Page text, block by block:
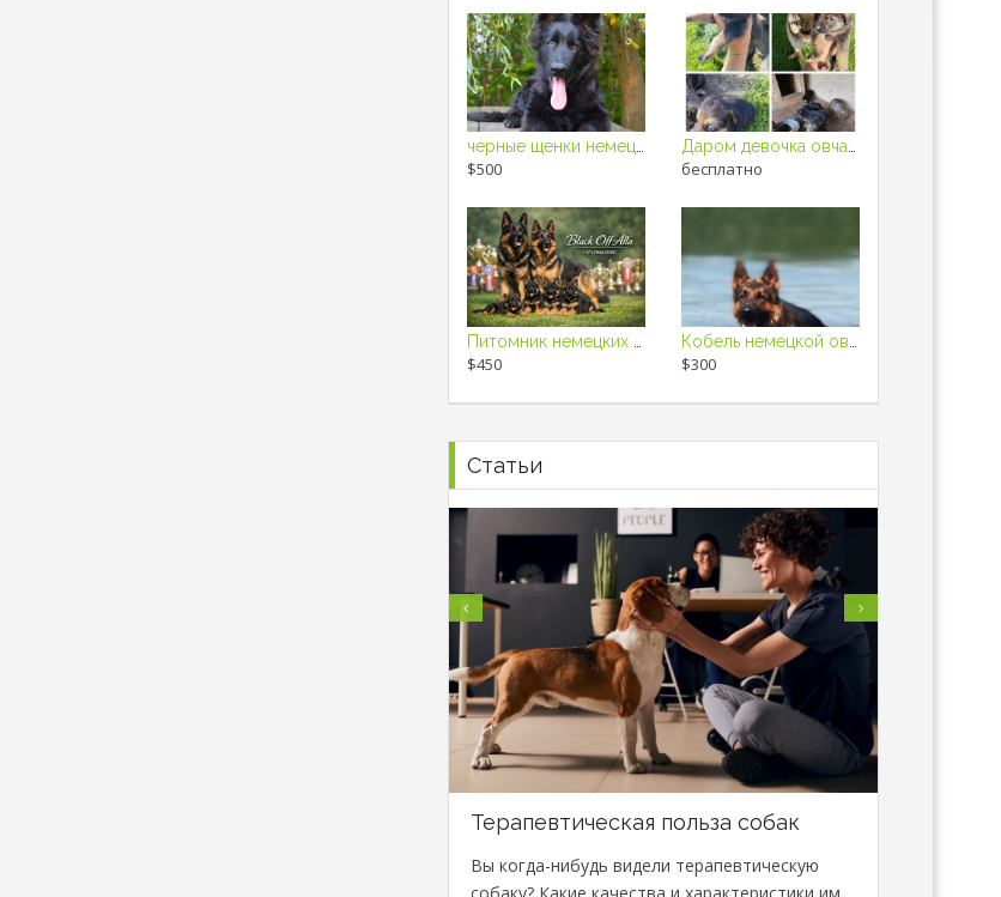
$500 бесплатно
$450 $300
Статьи
Терапевтическая польза собак
Вы когда-нибудь видели терапевтическую